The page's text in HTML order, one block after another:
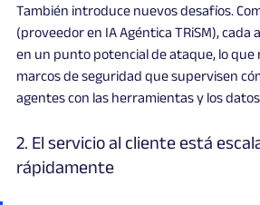
También introduce nuevos desafíos.
(proveedor en IA Agéntica TRiSM), cada
en un punto potencial de ataque, lo que
marcos de seguridad que supervisen
agentes con las herramientas y los
2. El servicio al cliente está
rápidamente